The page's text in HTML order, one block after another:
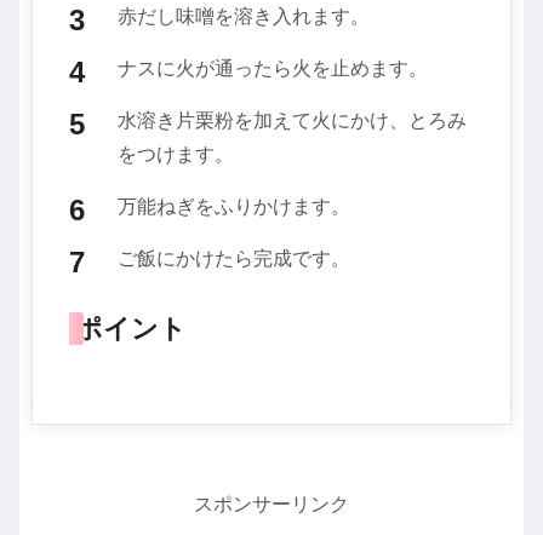
赤だし味噌を溶き入れます。
ナスに火が通ったら火を止めます。
水溶き片栗粉を加えて火にかけ、とろみ
をつけます。
万能ねぎをふりかけます。
ご飯にかけたら完成です。
ポイント
スポンサーリンク